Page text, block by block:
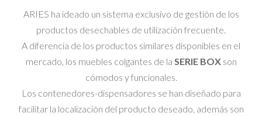
ARIES ha ideado un sistema exclusivo de gestión de los
productos desechables de utilización frecuente.
A diferencia de los productos similares disponibles en el
mercado, los muebles colgantes de la SERIE BOXson
cómodos y funcionales.
Los contenedores-dispensadores se han diseñado para
facilitar la localización del producto deseado, además son